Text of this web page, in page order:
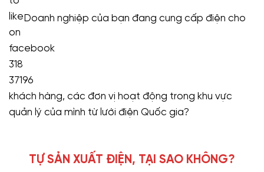
Doanh nghiệp của bạn đang cung cấp điện cho
khách hàng, các đơn vị hoạt động trong khu vực
quản lý của mình từ lưới điện Quốc gia?
TỰ SẢN XUẤT ĐIỆN, TẠI SAO KHÔNG?